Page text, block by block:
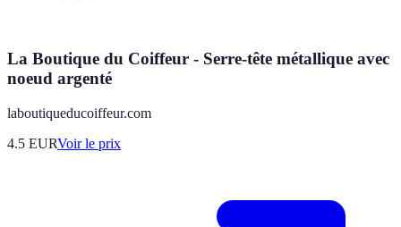
La Boutique du Coiffeur - Serre-tête métallique avec
noeud argenté
laboutiqueducoiffeur.com
4.5 EURVoir le prix